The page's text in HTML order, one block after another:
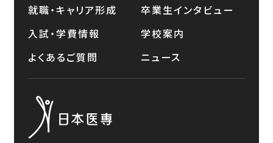
就職・キャリア形成
卒業生インタビュー
入試・学費情報
学校案内
よくあるご質問
ニュース